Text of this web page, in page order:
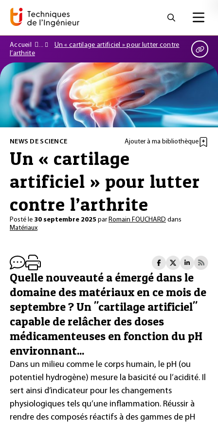
Accueil
Un « cartilage artificiel » pour lutter contre
l’arthrite
NEWS DE SCIENCE Ajouter à ma bibliothèque
Un « cartilage
artificiel » pour lutter
contre l’arthrite
Posté le 30 septembre 2025 parRomain FOUCHARD dans
Matériaux
Quelle nouveauté a émergé dans le
domaine des matériaux en ce mois de
septembre ? Un "cartilage artificiel"
capable de relâcher des doses
médicamenteuses en fonction du pH
environnant...
Dans un milieu comme le corps humain, le pH (ou
potentiel hydrogène) mesure la basicité ou l’acidité. Il
sert ainsi d’indicateur pour les changements
physiologiques tels qu’une inflammation. Réussir à
rendre des composés réactifs à des gammes de pH